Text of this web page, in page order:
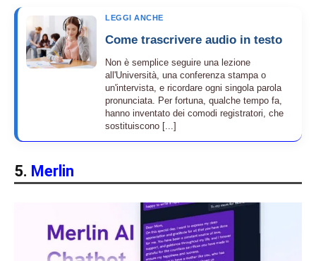
LEGGI ANCHE
Come trascrivere audio in testo
Non è semplice seguire una lezione
all'Università, una conferenza stampa o
un'intervista, e ricordare ogni singola parola
pronunciata. Per fortuna, qualche tempo fa,
hanno inventato dei comodi registratori, che
sostituiscono [...]
5. Merlin